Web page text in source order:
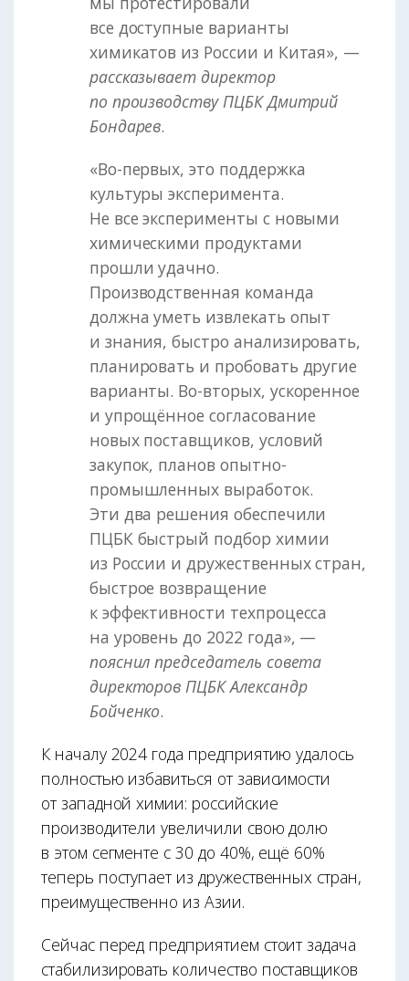
все доступные варианты
химикатов из России и Китая», —
рассказывает директор
по производству ПЦБК Дмитрий
Бондарев.
«Во-первых, это поддержка
культуры эксперимента.
Не все эксперименты с новыми
химическими продуктами
прошли удачно.
Производственная команда
должна уметь извлекать опыт
и знания, быстро анализировать,
планировать и пробовать другие
варианты. Во-вторых, ускоренное
и упрощённое согласование
новых поставщиков, условий
закупок, планов опытно-
промышленных выработок.
Эти два решения обеспечили
ПЦБК быстрый подбор химии
из России и дружественных стран,
быстрое возвращение
к эффективности техпроцесса
на уровень до 2022 года», —
пояснил председатель совета
директоров ПЦБК Александр
Бойченко.
К началу 2024 года предприятию удалось
полностью избавиться от зависимости
от западной химии: российские
производители увеличили свою долю
в этом сегменте с 30 до 40%, ещё 60%
теперь поступает из дружественных стран,
преимущественно из Азии.
Сейчас перед предприятием стоит задача
стабилизировать количество поставщиков